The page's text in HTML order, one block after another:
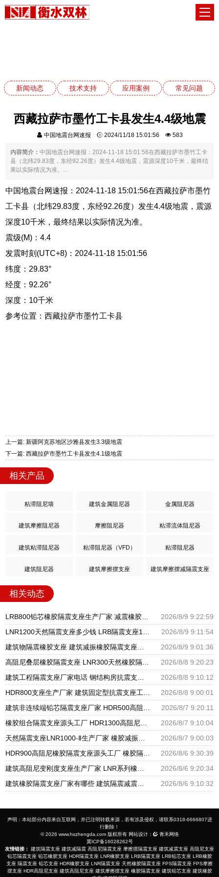
新闻动态 技术支持 应用案例 常见问题
西藏拉萨市墨竹工卡县发生4.4级地震
中国地震台网速报 2024/11/18 15:01:56 583
内容简介：中国地震台网速报：2024-11-18 15:01:56在西藏拉萨市墨竹工卡
县（北纬29.83度，东经92.26度）发生4.4级地震，震源深度10千米，最终结
果以实际情况为准。...
中国地震台网速报：2024-11-18 15:01:56在西藏拉萨市墨竹
工卡县（北纬29.83度，东经92.26度）发生4.4级地震，震源
深度10千米，最终结果以实际情况为准。
震级(M)：4.4
发震时刻(UTC+8)：2024-11-18 15:01:56
纬度：29.83°
经度：92.26°
深度：10千米
参考位置：西藏拉萨市墨竹工卡县
上一篇: 新疆阿克苏地区沙雅县发生3.3级地震
下一篇: 西藏拉萨市墨竹工卡县发生4.1级地震
相关产品
粘滞阻尼墙 建筑金属阻尼器 金属阻尼器
建筑摩擦阻尼器 摩擦阻尼器 粘滞流体阻尼器
建筑粘滞阻尼器 粘滞阻尼器（VFD） 粘滞阻尼器
建筑阻尼器 建筑摩擦摆支座 建筑摩擦摆减隔震支座
相关动态
LRB800铅芯橡胶隔震支座生产厂家 减震橡胶支座生产厂家 HDR400隔震支座源头工厂
2026/8/9 9:22:59
LNR1200天然隔震支座多少钱 LRB隔震支座1400 HDR型高阻尼橡胶隔震支座厂家电话
2026/8/9 9:11:54
建筑物隔震橡胶支座 建筑减振橡胶隔震支座生产厂家 HDR600隔震支座生产厂家
2026/8/9 9:01:36
高阻尼叠层橡胶隔震支座 LNR300天然橡胶隔震支座多少钱 LNR隔震支座400(II型)厂家
2026/8/8 9:20:23
建筑工程隔震支座厂家电话 钢结构房抗震支座 抗震减振支座厂家电话
2026/8/8 9:10:12
HDR800支座生产厂家 建筑固定型抗震支座工厂 摩擦支座价格
2026/8/8 9:00:01
建筑非连续端铅芯隔震支座厂家 HDR500高阻尼橡胶支座多少钱 建筑橡胶隔震支座LNRLRB源头工厂
2026/8/7 9:20:11
橡胶组合隔震支座源头工厂 HDR1300高阻尼支座 天然橡胶隔震支座厂家直销
2026/8/7 9:10:04
天然隔震支座LNR1000-Ⅱ生产厂家 橡胶减振支座厂家 HDR600隔震支座厂家
2026/8/7 9:00:03
HDR900高阻尼橡胶隔震支座源头工厂 橡胶隔震支座商家生产厂家 LRB支座厂家
2026/8/6 9:30:39
建筑高阻尼变刚度支座生产厂家 LNR系列橡胶隔震支座源头工厂 HDR900高阻尼隔震支座
2026/8/6 9:20:34
建筑橡胶隔震支座厂家有哪些 建筑隔震减震隔震支座源头工厂 LNR1300天然隔震支座生产厂家
2026/8/6 9:10:32
声明：本站部分内容来自互联网，并已注明转载来源，若有涉及侵权，请联系0318-6666807进
行删除！
© 2026 www.hszhengda.com 版权所有 网站设计：
青禾网络
冀ICP备16028262号
友情链接：
建筑隔震支座 建筑减隔震 高阻尼隔震支座 摩擦摆隔震支座 建筑减震支座 高阻尼支座
铅芯隔震支座 铅芯橡胶支座 HDR隔震支座 LNR橡胶支座 LRB隔震支座 LRB铅芯支座 LRB橡胶
支座 隔震支座 铅芯支座 HDR橡胶支座 LNR隔震支座 天然橡胶隔震支座 FPS隔震支座 FPS摩擦
摆支座 HDR高阻尼支座 建筑高阻尼支座 建筑摩擦摆支座 橡胶隔震支座 建筑铅芯支座 建筑橡胶